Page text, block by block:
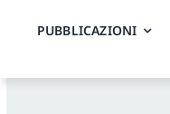
PUBBLICAZIONI